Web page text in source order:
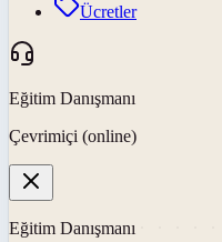
Ücretler
Eğitim Danışmanı
Çevrimiçi (online)
Eğitim Danışmanı